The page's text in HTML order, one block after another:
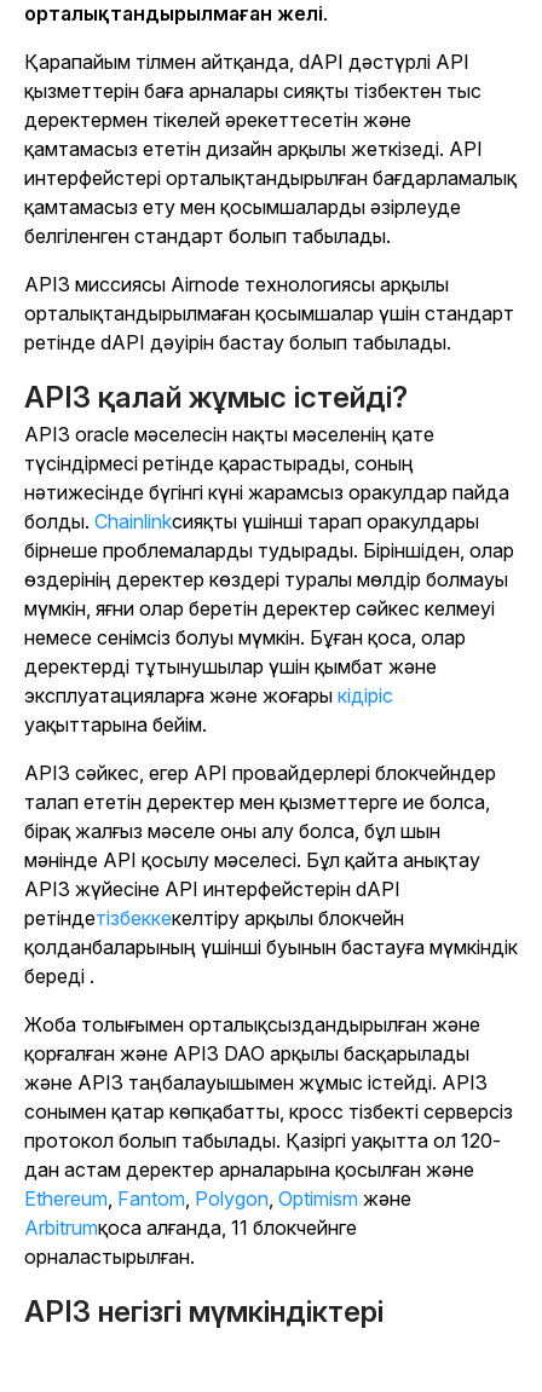
орталықтандырылмаған желі.
Қарапайым тілмен айтқанда, dAPI дәстүрлі API
қызметтерін баға арналары сияқты тізбектен тыс
деректермен тікелей әрекеттесетін және
қамтамасыз ететін дизайн арқылы жеткізеді. API
интерфейстері орталықтандырылған бағдарламалық
қамтамасыз ету мен қосымшаларды әзірлеуде
белгіленген стандарт болып табылады.
API3 миссиясы Airnode технологиясы арқылы
орталықтандырылмаған қосымшалар үшін стандарт
ретінде dAPI дәуірін бастау болып табылады.
API3 қалай жұмыс істейді?
API3 oracle мәселесін нақты мәселенің қате
түсіндірмесі ретінде қарастырады, соның
нәтижесінде бүгінгі күні жарамсыз оракулдар пайда
болды. Chainlinkсияқты үшінші тарап оракулдары
бірнеше проблемаларды тудырады. Біріншіден, олар
өздерінің деректер көздері туралы мөлдір болмауы
мүмкін, яғни олар беретін деректер сәйкес келмеуі
немесе сенімсіз болуы мүмкін. Бұған қоса, олар
деректерді тұтынушылар үшін қымбат және
эксплуатацияларға және жоғары кідіріс
уақыттарына бейім.
API3 сәйкес, егер API провайдерлері блокчейндер
талап ететін деректер мен қызметтерге ие болса,
бірақ жалғыз мәселе оны алу болса, бұл шын
мәнінде API қосылу мәселесі. Бұл қайта анықтау
API3 жүйесіне API интерфейстерін dAPI
ретіндетізбеккекелтіру арқылы блокчейн
қолданбаларының үшінші буынын бастауға мүмкіндік
береді .
Жоба толығымен орталықсыздандырылған және
қорғалған және API3 DAO арқылы басқарылады
және API3 таңбалауышымен жұмыс істейді. API3
сонымен қатар көпқабатты, кросс тізбекті серверсіз
протокол болып табылады. Қазіргі уақытта ол 120-
дан астам деректер арналарына қосылған және
Ethereum, Fantom, Polygon, Optimism және
Arbitrumқоса алғанда, 11 блокчейнге
орналастырылған.
API3 негізгі мүмкіндіктері